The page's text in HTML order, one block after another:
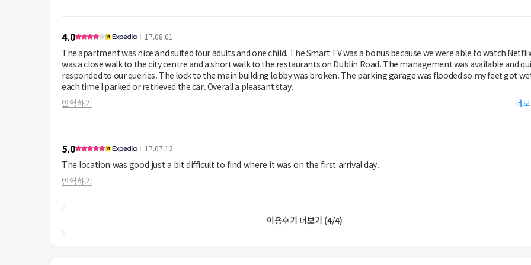
4.0 17.08.01
The apartment was nice and suited four adults and one child. The Smart TV was a bonus because we were able to watch Netflix. It
was a close walk to the city centre and a short walk to the restaurants on Dublin Road. The management was available and quickly
responded to our queries. The lock to the main building lobby was broken. The parking garage was flooded so my feet got wet
each time I parked or retrieved the car. Overall a pleasant stay.
번역하기
더
5.0 17.07.12
The location was good just a bit difficult to find where it was on the first arrival day.
번역하기
이용후기 더보기 (4/4)